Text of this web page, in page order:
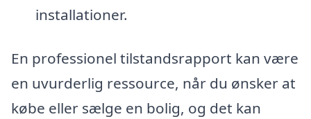
installationer.
En professionel tilstandsrapport kan være
en uvurderlig ressource, når du ønsker at
købe eller sælge en bolig, og det kan